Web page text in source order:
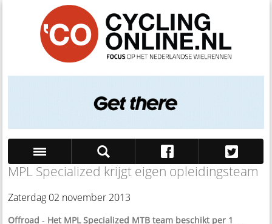
Zoek
MPL Specialized krijgt eigen opleidingsteam
Zaterdag 02 november 2013
Offroad - Het MPL Specialized MTB team beschikt per 1